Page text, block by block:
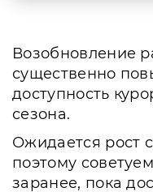
Возобновление
существенно
доступность
сезона.
Ожидается рост
поэтому
заранее, пока